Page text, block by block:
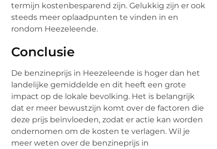
termijn kostenbesparend zijn. Gelukkig zijn er ook
steeds meer oplaadpunten te vinden in en
rondom Heezeleende.
Conclusie
De benzineprijs in Heezeleende is hoger dan het
landelijke gemiddelde en dit heeft een grote
impact op de lokale bevolking. Het is belangrijk
dat er meer bewustzijn komt over de factoren die
deze prijs beïnvloeden, zodat er actie kan worden
ondernomen om de kosten te verlagen. Wil je
meer weten over de benzineprijs in